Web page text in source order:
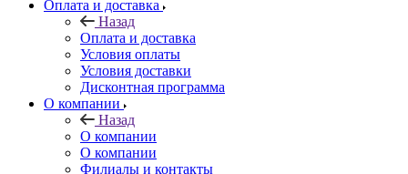
Оплата и доставка
Назад
Оплата и доставка
Условия оплаты
Условия доставки
Дисконтная программа
О компании
Назад
О компании
О компании
Филиалы и контакты